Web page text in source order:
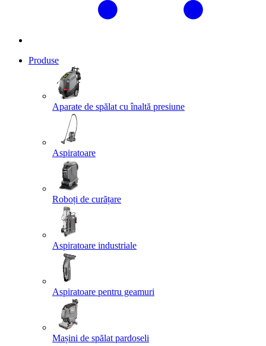
Produse
Aparate de spălat cu înaltă presiune
Aspiratoare
Roboți de curățare
Aspiratoare industriale
Aspiratoare pentru geamuri
Mașini de spălat pardoseli